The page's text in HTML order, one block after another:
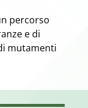
percorso
e di
mutamenti